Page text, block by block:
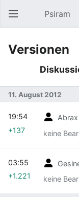
Hauptmenü öffnen Psiram
Versionen
11. August 2012
Abrax
keine
19:54
+137
keine
03:55
+1.221